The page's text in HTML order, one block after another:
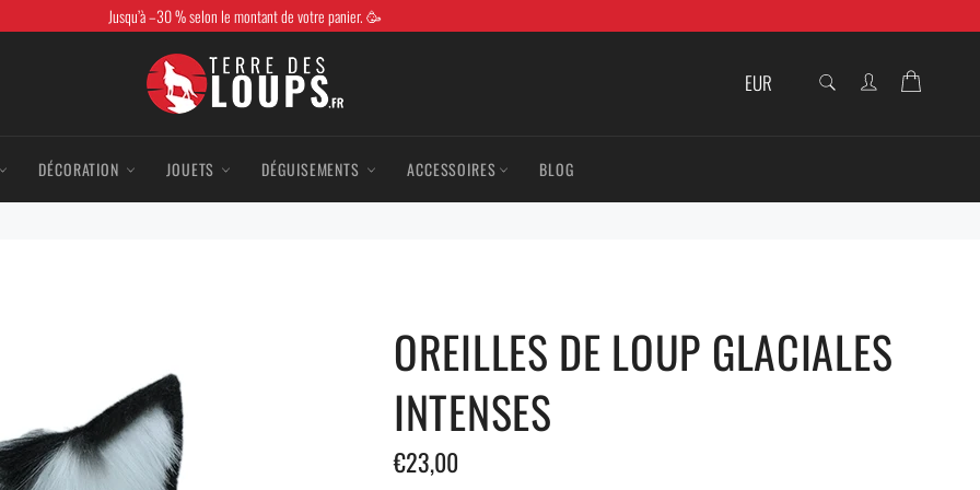
Jusqu’à –30 % selon le montant de votre panier. 🥳
Recherche
DÉCORATION JOUETS DÉGUISEMENTS ACCESSOIRES BLOG
OREILLES DE LOUP GLACIALES
INTENSES
Prix
régulier
€23,00